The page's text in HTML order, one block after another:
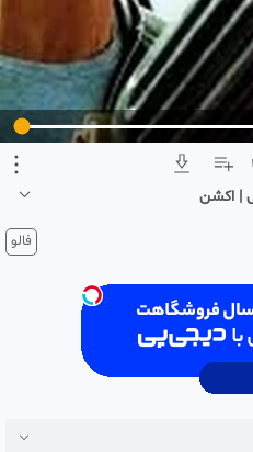
| اکشن
فالو